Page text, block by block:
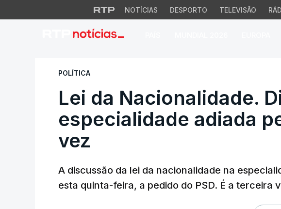
NOTÍCIAS DESPORTO TELEVISÃO
Lei da Nacionalidade.
POLÍTICA
Lei da Nacionalidade.
especialidade adiada
vez
A discussão da lei da nacionalidade na
esta quinta-feira, a pedido do PSD. É a terceira